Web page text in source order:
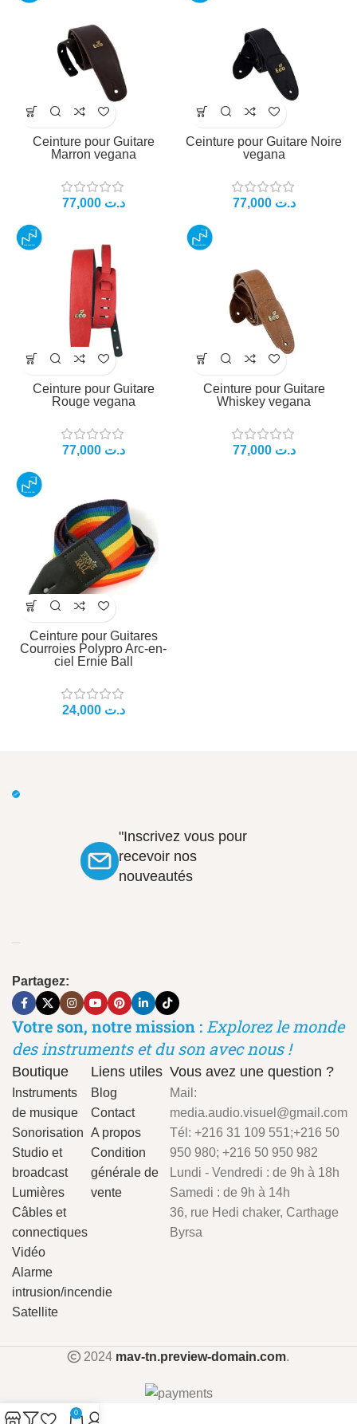
Ceinture pour Guitare
Marron vegana
د.ت 77,000
Ceinture pour Guitare Noire
vegana
د.ت 77,000
Ceinture pour Guitare
Rouge vegana
د.ت 77,000
Ceinture pour Guitare
Whiskey vegana
د.ت 77,000
Ceinture pour Guitares
Courroies Polypro Arc-en-
ciel Ernie Ball
د.ت 24,000
"Inscrivez vous pour
recevoir nos
nouveautés
Partagez:
Votre son, notre mission : Explorez le monde
des instruments et du son avec nous !
Boutique
Instruments
de musique
Sonorisation
Studio et
broadcast
Lumières
Câbles et
connectiques
Vidéo
Alarme
intrusion/incendie
Satellite
Liens utiles
Blog
Contact
A propos
Condition
générale de
vente
Vous avez une question ?
Mail:
media.audio.visuel@gmail.com
Tél: +216 31 109 551;+216 50
950 980; +216 50 950 982
Lundi - Vendredi : de 9h à 18h
Samedi : de 9h à 14h
36, rue Hedi chaker, Carthage
Byrsa
2024 mav-tn.preview-domain.com.
0